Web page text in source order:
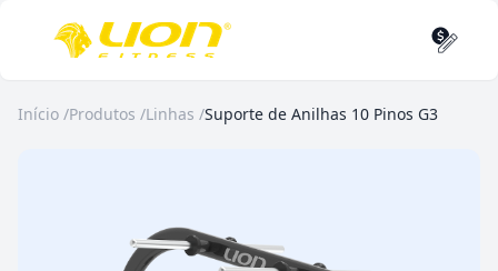
Início /Produtos /Linhas /Suporte de Anilhas 10 Pinos G3